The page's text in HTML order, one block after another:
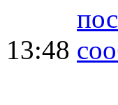
13:48